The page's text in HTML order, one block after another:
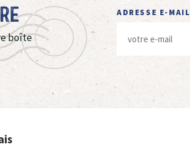
boîte
ADRESSE E-MAIL